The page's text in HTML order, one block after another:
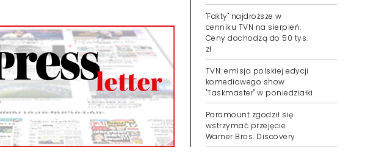
"Fakty" najdroższe w
cenniku TVN na sierpień.
Ceny dochodzą do 50 tys.
zł
TVN: emisja polskiej edycji
komediowego show
"Taskmaster" w poniedziałki
Paramount zgodził się
wstrzymać przejęcie
Warner Bros. Discovery